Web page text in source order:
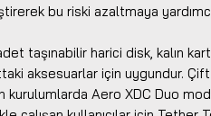
bu riski azaltmaya
taşınabilir harici disk, kalın
aksesuarlar için uygundur.
kurulumlarda Aero XDC Duo